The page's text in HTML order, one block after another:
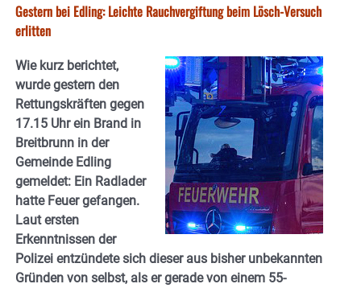
Gestern bei Edling: Leichte Rauchvergiftung beim Lösch-Versuch
erlitten
Wie kurz berichtet,
wurde gestern den
Rettungskräften gegen
17.15 Uhr ein Brand in
Breitbrunn in der
Gemeinde Edling
gemeldet: Ein Radlader
hatte Feuer gefangen.
Laut ersten
Erkenntnissen der
Polizei entzündete sich dieser aus bisher unbekannten
Gründen von selbst, als er gerade von einem 55-